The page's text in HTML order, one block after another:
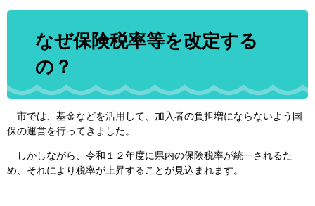
なぜ保険税率等を改定する
の？
市では、基金などを活用して、加入者の負担増にならないよう国
保の運営を行ってきました。
しかしながら、令和１２年度に県内の保険税率が統一されるた
め、それにより税率が上昇することが見込まれます。